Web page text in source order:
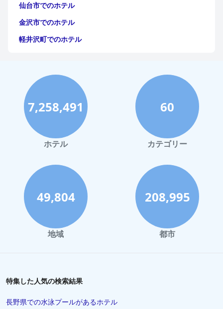
仙台市でのホテル
金沢市でのホテル
軽井沢町でのホテル
神戸市でのホテル
宮古島でのホテル
函館市でのホテル
ハワイイでのホテル
鎌倉市でのホテル
宇都宮市でのホテル
釧路市でのホテル
成田市でのホテル
九州でのホテル
鬼怒川温泉でのホテル
7,258,491
ホテル
60
カテゴリー
49,804
地域
208,995
都市
特集した人気の検索結果
長野県での水泳プールがあるホテル